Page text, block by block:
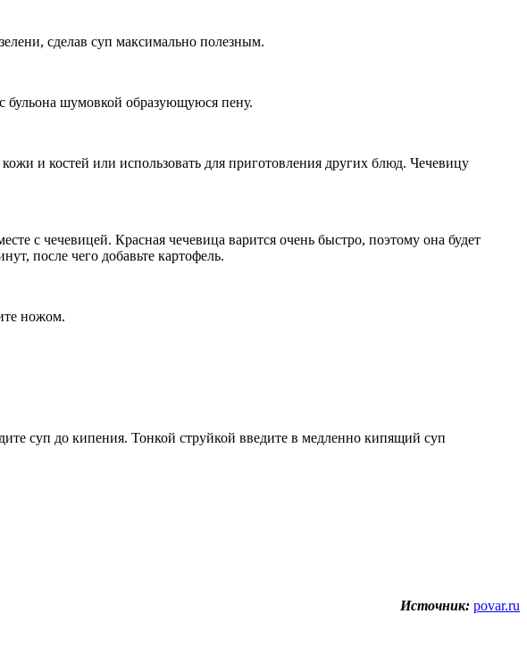
сделав суп максимально полезным.
бульона шумовкой образующуюся пену.
и костей или использовать для приготовления других блюд. Чечевицу
с чечевицей. Красная чечевица варится очень быстро, поэтому она будет
после чего добавьте картофель.
ножом.
суп до кипения. Тонкой струйкой введите в медленно кипящий суп
Источник: povar.ru